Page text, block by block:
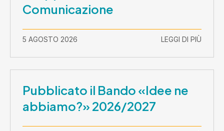
Comunicazione
5 AGOSTO 2026 LEGGI DI PIÙ
Pubblicato il Bando «Idee ne
abbiamo?» 2026/2027